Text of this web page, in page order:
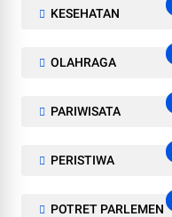
KESEHATAN
OLAHRAGA
PARIWISATA
PERISTIWA
POTRET PARLEMEN